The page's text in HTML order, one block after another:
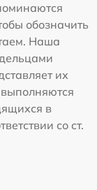
обозначить
Наша
их
в
со ст.